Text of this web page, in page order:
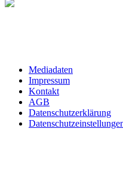
Mediadaten
Impressum
Kontakt
AGB
Datenschutzerklärung